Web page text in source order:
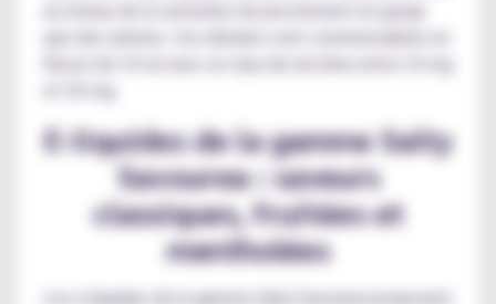
au niveau de la sensation de picotement en gorge
E-liquides de la gamme Salty
Savourea : saveurs
classiques, fruitées et
mentholées
Les e-liquides de la gamme Salty Savourea proposent